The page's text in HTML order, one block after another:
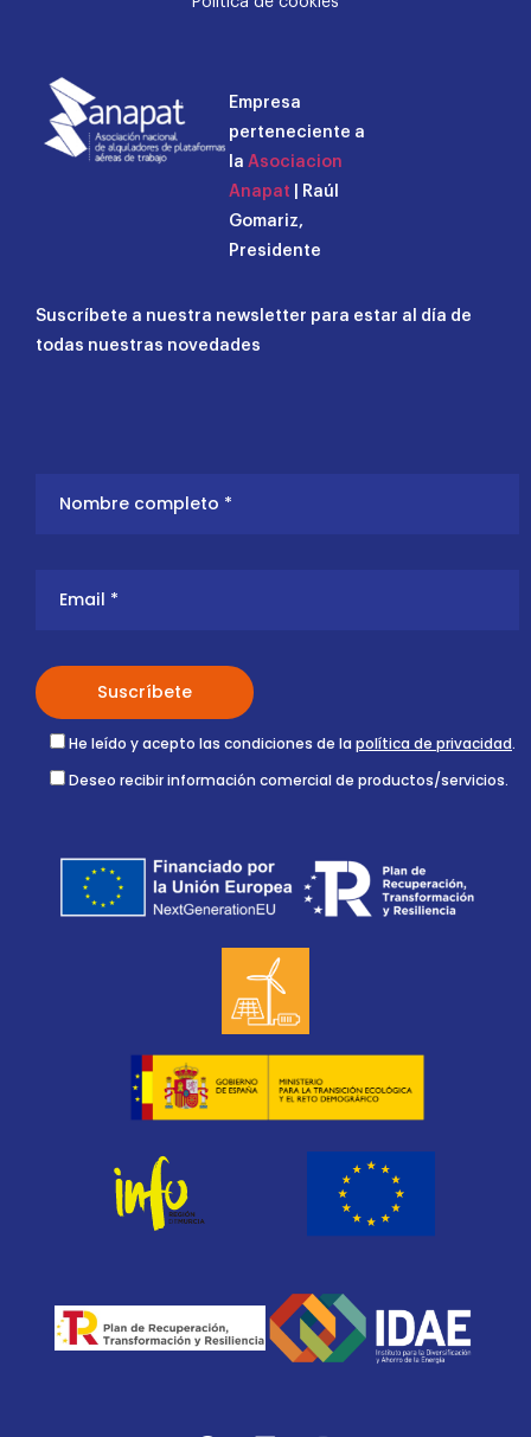
Empresa
perteneciente a
la Asociacion
Anapat | Raúl
Gomariz,
Presidente
Suscríbete a nuestra newsletter para estar al día de
todas nuestras novedades
He leído y acepto las condiciones de la política de privacidad.
Deseo recibir información comercial de productos/servicios.